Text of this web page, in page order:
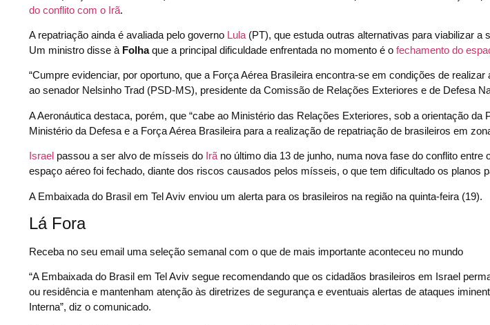
do conflito com o Irã.
A repatriação ainda é avaliada pelo governo Lula (PT), que estuda outras alternativas para viabilizar a
Um ministro disse à Folhaque a principal dificuldade enfrentada no momento é o fechamento do
“Cumpre evidenciar, por oportuno, que a Força Aérea Brasileira encontra-se em condições de
ao senador Nelsinho Trad (PSD-MS), presidente da Comissão de Relações Exteriores e de Defesa
A Aeronáutica destaca, porém, que “cabe ao Ministério das Relações Exteriores, sob a orientação da
Ministério da Defesa e a Força Aérea Brasileira para a realização de repatriação de brasileiros em
Israel passou a ser alvo de mísseis do Irã no último dia 13 de junho, numa nova fase do conflito
espaço aéreo foi fechado, diante dos riscos causados pelos mísseis, o que tem dificultado os planos
A Embaixada do Brasil em Tel Aviv enviou um alerta para os brasileiros na região na quinta-feira (19).
Lá Fora
Receba no seu email uma seleção semanal com o que de mais importante aconteceu no mundo
“A Embaixada do Brasil em Tel Aviv segue recomendando que os cidadãos brasileiros em Israel
ou residência e mantenham atenção às diretrizes de segurança e eventuais alertas de ataques
Interna”, diz o comunicado.